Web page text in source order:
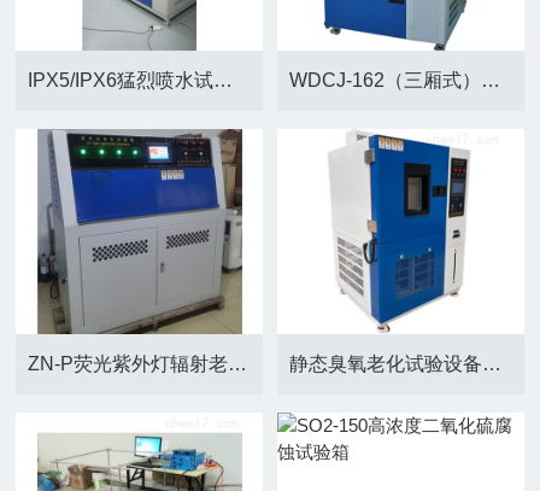
IPX5/IPX6猛烈喷水试验装置（箱式） WDCJ-162（三厢式）高低温冲击试验箱
ZN-P荧光紫外灯辐射老化试验箱 静态臭氧老化试验设备参照GB/T7762-2014